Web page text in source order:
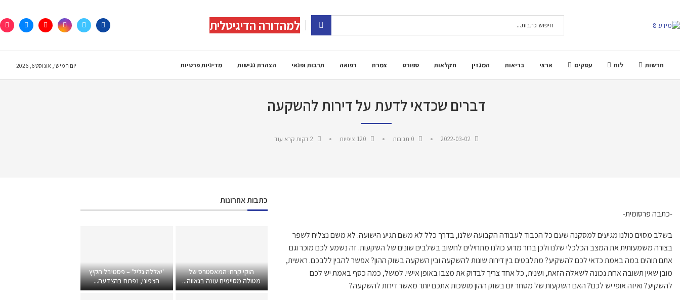
למהדורה הדיגיטלית
חדשות לוח עסקים ארצי בריאות המגזין חקלאות ספורט צמרת רפואה תרבות ופנאי הצהרת נגישות מדיניות פרטיות יום חמישי, אוגוסט 6, 2026
דברים שכדאי לדעת על דירות להשקעה
2022-03-02
120 ציפיות
-כתבה פרסומית-
בשלב מסוים כולנו מגיעים למסקנה שעם כל הכבוד לעבודה הקבועה שלנו, בדרך כלל לא משם תגיע הישועה. לא משם נצליח לשפר
בצורה משמעותית את המצב הכלכלי שלנו ולכן ברור מדוע כולנו מתחילים לחשוב בשלבים שונים של השקעות. זה נשמע לכם מוכר וגם
אתם תוהים במה באמת כדאי לכם להשקיע? מתלבטים בין דירות שונות להשקעה ובין השקעה בשוק ההון? אפשר להבין ללבכם. ראשית,
מובן שאין תשובה אחת נכונה לשאלה הזאת, ושנית, כל אחד צריך לבדוק את מצבו באופן אישי. למשל, כמה כסף באמת יש לכם
להשקיע? ואיזה אופי יש לכם? האם השקעות של מסחר יום בשוק ההון מושכות אתכם יותר מאשר דירות להשקעה?
כתבות אחרונות
הוקי קרח: המאסטרס של
מטולה מסיימים עונה בגאווה...
'יאללה גליל' – פסטיבל הקיץ
הצפוני, נפתח בהצדעה...